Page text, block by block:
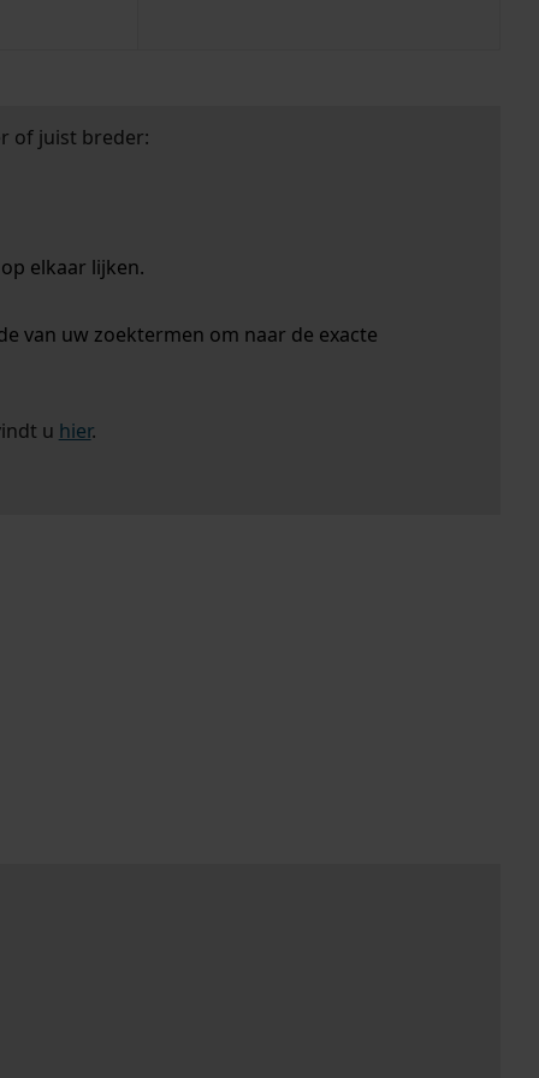
of juist breder:
elkaar lijken.
van uw zoektermen om naar de exacte
u hier.